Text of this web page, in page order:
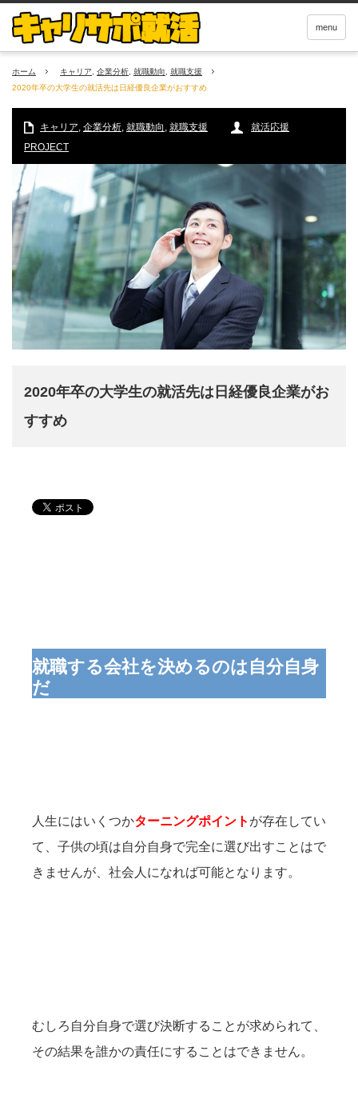
menu
ホーム キャリア 企業分析 就職動向
就職支援
2020年卒の大学生の就活先は日経優良企業がおすすめ
キャリア, 企業分析, 就職動向 , 就職支援
就活応援
PROJECT
2020年卒の大学生の就活先は日経優良企業がお
すすめ
就職する会社を決めるのは自分自身
だ
人生にはいくつかターニングポイント が存在してい
て、子供の頃は自分自身で完全に選び出すことはで
きませんが、社会人になれば可能となります。
むしろ自分自身で選び決断することが求められて、
その結果を誰かの責任にすることはできません。